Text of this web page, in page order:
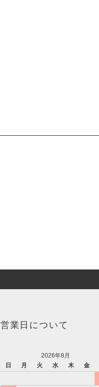
営業日について
2026年8月
日
月 火 水 木 金